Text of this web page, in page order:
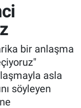
bir anlaşma
asla
söyleyen